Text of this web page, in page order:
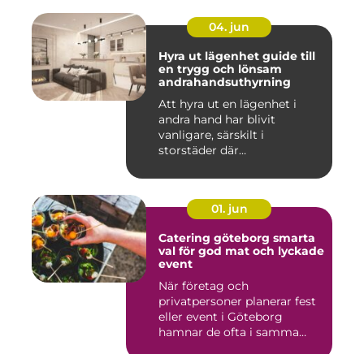
04. jun
Hyra ut lägenhet guide till
en trygg och lönsam
andrahandsuthyrning
Att hyra ut en lägenhet i
andra hand har blivit
vanligare, särskilt i
storstäder där
01. jun
Catering göteborg smarta
val för god mat och lyckade
event
När företag och
privatpersoner planerar fest
eller event i Göteborg
hamnar de ofta i samma